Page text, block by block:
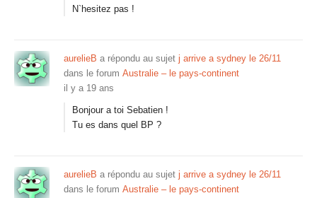
N`hesitez pas !
aurelieB a répondu au sujet j arrive a sydney le 26/11
dans le forum Australie – le pays-continent
il y a 19 ans
Bonjour a toi Sebatien !
Tu es dans quel BP ?
aurelieB a répondu au sujet j arrive a sydney le 26/11
dans le forum Australie – le pays-continent